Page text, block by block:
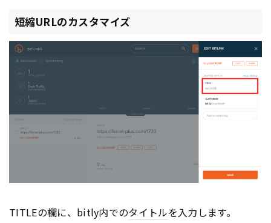
短縮URLのカスタマイズ
TITLEの欄に、bitly内でのタイトルを入力します。